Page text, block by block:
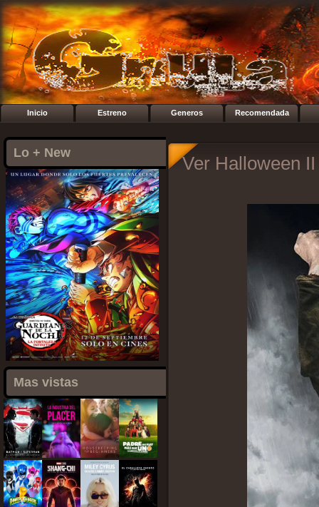
Inicio Estreno Generos Recomendada
Lo + New
Mas vistas
Ver Halloween